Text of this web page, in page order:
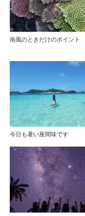
南風のときだけのポイント
今日も暑い座間味です